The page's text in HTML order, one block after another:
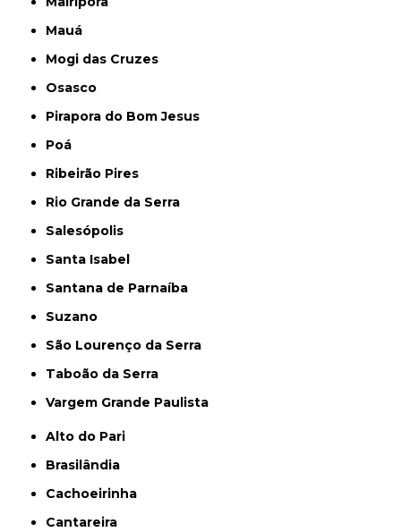
Mauá
Mogi das Cruzes
Osasco
Pirapora do Bom Jesus
Poá
Ribeirão Pires
Rio Grande da Serra
Salesópolis
Santa Isabel
Santana de Parnaíba
Suzano
São Lourenço da Serra
Taboão da Serra
Vargem Grande Paulista
Alto do Pari
Brasilândia
Cachoeirinha
Cantareira